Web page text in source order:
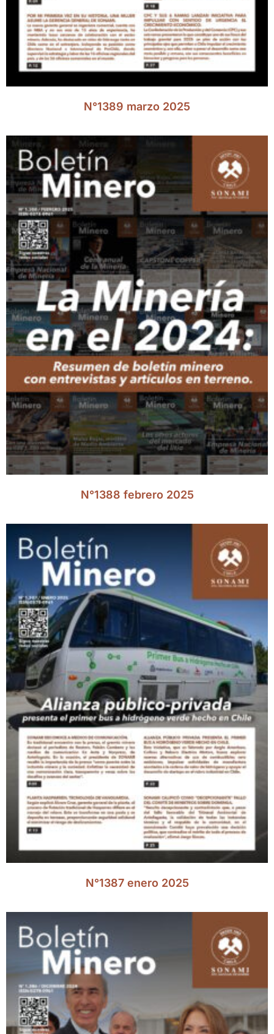
N°1389 marzo 2025
N°1388 febrero 2025
N°1387 enero 2025